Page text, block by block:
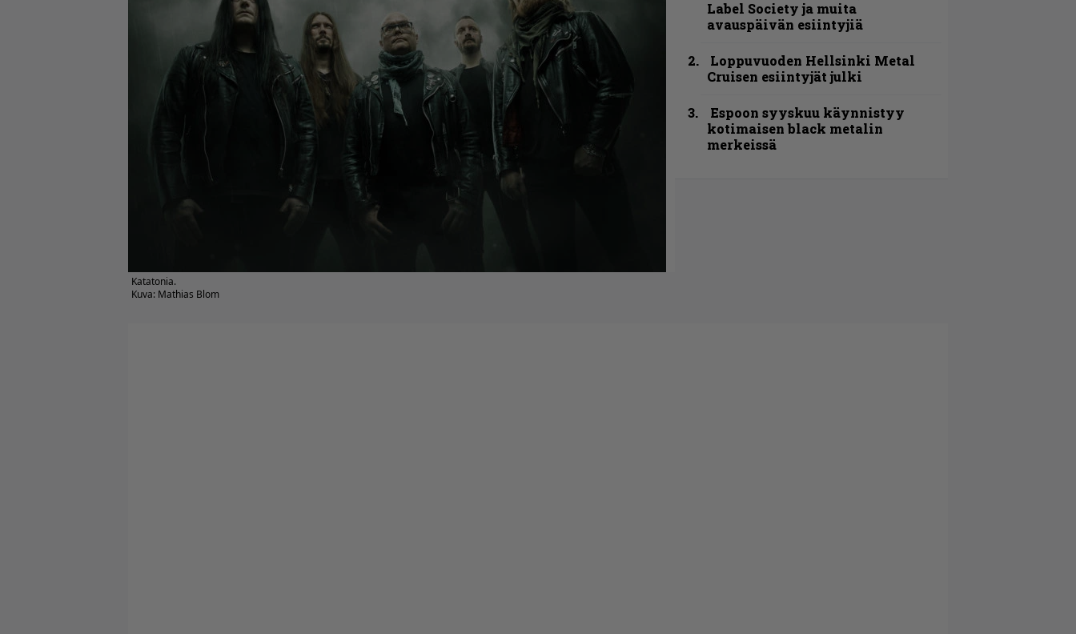
Katatonia.
Kuva: Mathias Blom
Label Society ja muita
avauspäivän esiintyjiä
Loppuvuoden Hellsinki Metal
Cruisen esiintyjät julki
Espoon syyskuu käynnistyy
kotimaisen black metalin
merkeissä